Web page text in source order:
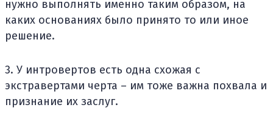
нужно выполнять именно таким образом, на
каких основаниях было принято то или иное
решение.
3. У интровертов есть одна схожая с
экстравертами черта – им тоже важна похвала и
признание их заслуг.